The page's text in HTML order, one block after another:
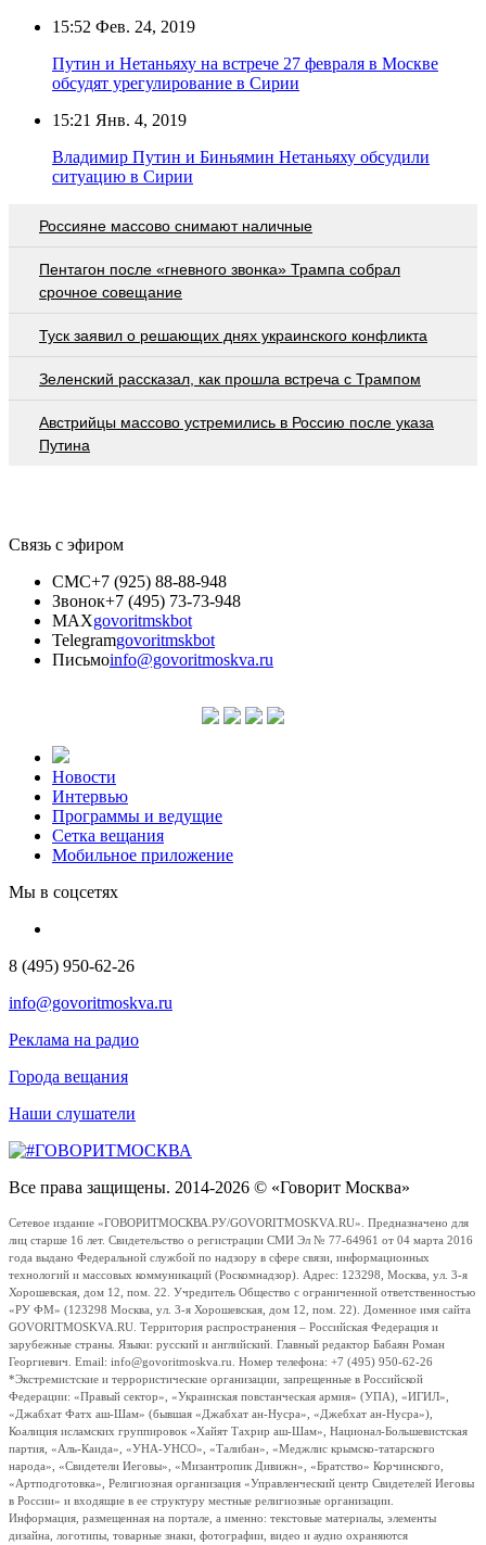
15:52 Фев. 24, 2019
Путин и Нетаньяху на встрече 27 февраля в Москве
обсудят урегулирование в Сирии
15:21 Янв. 4, 2019
Владимир Путин и Биньямин Нетаньяху обсудили
ситуацию в Сирии
Россияне массово снимают наличные
Пентагон после «гневного звонка» Трампа собрал
срочное совещание
Туск заявил о решающих днях украинского конфликта
Зеленский рассказал, как прошла встреча с Трампом
Австрийцы массово устремились в Россию после указа
Путина
Связь с эфиром
СМС+7 (925) 88-88-948
Звонок+7 (495) 73-73-948
MAXgovoritmskbot
Telegramgovoritmskbot
Письмоinfo@govoritmoskva.ru
Новости
Интервью
Программы и ведущие
Сетка вещания
Мобильное приложение
Мы в соцсетях
8 (495) 950-62-26
info@govoritmoskva.ru
Реклама на радио
Города вещания
Наши слушатели
Все права защищены. 2014-2026 © «Говорит Москва»
Сетевое издание «ГОВОРИТМОСКВА.РУ/GOVORITMOSKVA.RU». Предназначено для
лиц старше 16 лет. Свидетельство о регистрации СМИ Эл № 77-64961 от 04 марта 2016
года выдано Федеральной службой по надзору в сфере связи, информационных
технологий и массовых коммуникаций (Роскомнадзор). Адрес: 123298, Москва, ул. 3-я
Хорошевская, дом 12, пом. 22. Учредитель Общество с ограниченной ответственностью
«РУ ФМ» (123298 Москва, ул. 3-я Хорошевская, дом 12, пом. 22). Доменное имя сайта
GOVORITMOSKVA.RU. Территория распространения – Российская Федерация и
зарубежные страны. Языки: русский и английский. Главный редактор Бабаян Роман
Георгиевич. Email: info@govoritmoskva.ru. Номер телефона: +7 (495) 950-62-26
*Экстремистские и террористические организации, запрещенные в Российской
Федерации: «Правый сектор», «Украинская повстанческая армия» (УПА), «ИГИЛ»,
«Джабхат Фатх аш-Шам» (бывшая «Джабхат ан-Нусра», «Джебхат ан-Нусра»),
Коалиция исламских группировок «Хайят Тахрир аш-Шам», Национал-Большевистская
партия, «Аль-Каида», «УНА-УНСО», «Талибан», «Меджлис крымско-татарского
народа», «Свидетели Иеговы», «Мизантропик Дивижн», «Братство» Корчинского,
«Артподготовка», Религиозная организация «Управленческий центр Свидетелей Иеговы
в России» и входящие в ее структуру местные религиозные организации.
Информация, размещенная на портале, а именно: текстовые материалы, элементы
дизайна, логотипы, товарные знаки, фотографии, видео и аудио охраняются